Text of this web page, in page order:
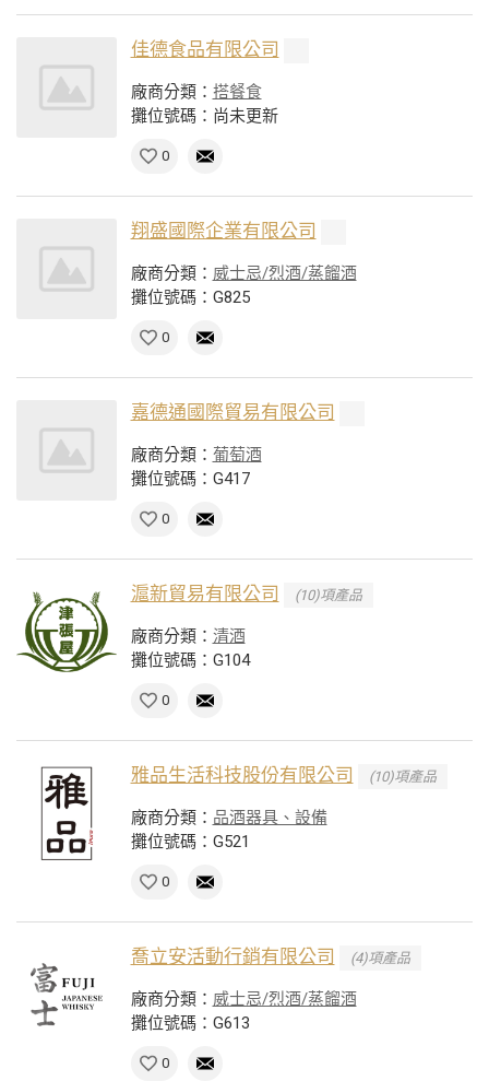
佳德食品有限公司
廠商分類： 搭餐食
攤位號碼：尚未更新
0
翔盛國際企業有限公司
廠商分類： 威士忌/烈酒/蒸餾酒
攤位號碼：G825
0
嘉德通國際貿易有限公司
廠商分類： 葡萄酒
攤位號碼：G417
0
滬新貿易有限公司 (10)項產品
廠商分類： 清酒
攤位號碼：G104
0
雅品生活科技股份有限公司 (10)項產品
廠商分類： 品酒器具、設備
攤位號碼：G521
0
喬立安活動行銷有限公司 (4)項產品
廠商分類： 威士忌/烈酒/蒸餾酒
攤位號碼：G613
0